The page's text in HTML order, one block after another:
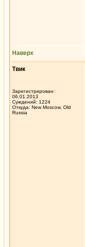
Наверх
Твик
Зарегистрирован:
06.01.2013
Суждений: 1224
Откуда: New Moscow, Old
Russia